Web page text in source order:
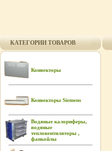
КАТЕГОРИИ ТОВАРОВ
Конвекторы
Конвекторы Siemens
Водяные калориферы,
водяные
тепловентиляторы ,
фанкойлы